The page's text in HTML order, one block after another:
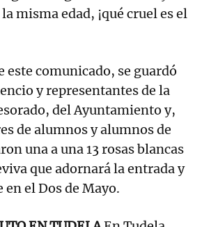
misma edad, ¡qué cruel es el
este comunicado, se guardó
y representantes de la
del Ayuntamiento y,
de alumnos y alumnos de
una a una 13 rosas blancas
que adornará la entrada y
el Dos de Mayo.